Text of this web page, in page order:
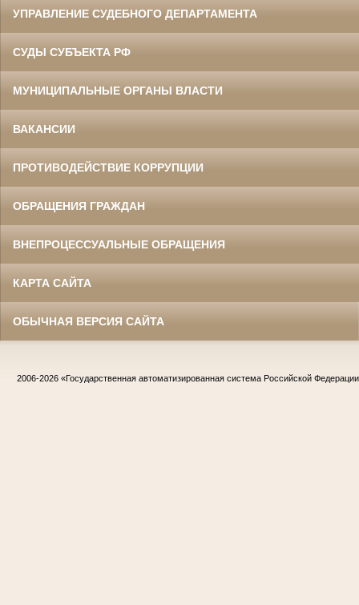
УПРАВЛЕНИЕ СУДЕБНОГО ДЕПАРТАМЕНТА
СУДЫ СУБЪЕКТА РФ
МУНИЦИПАЛЬНЫЕ ОРГАНЫ ВЛАСТИ
ВАКАНСИИ
ПРОТИВОДЕЙСТВИЕ КОРРУПЦИИ
ОБРАЩЕНИЯ ГРАЖДАН
ВНЕПРОЦЕССУАЛЬНЫЕ ОБРАЩЕНИЯ
КАРТА САЙТА
ОБЫЧНАЯ ВЕРСИЯ САЙТА
2006-2026 «Государственная автоматизированная система Российской